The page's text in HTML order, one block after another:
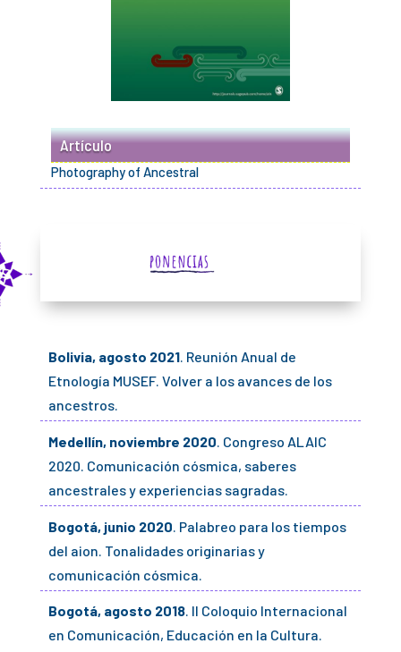
Artículo
Photography of Ancestral
Bolivia, agosto 2021. Reunión Anual de
Etnología MUSEF. Volver a los avances de los
ancestros.
Medellín, noviembre 2020 . Congreso ALAIC
2020. Comunicación cósmica, saberes
ancestrales y experiencias sagradas.
Bogotá, junio 2020 . Palabreo para los tiempos
del aion. Tonalidades originarias y
comunicación cósmica.
Bogotá, agosto 2018. II Coloquio Internacional
en Comunicación, Educación en la Cultura.